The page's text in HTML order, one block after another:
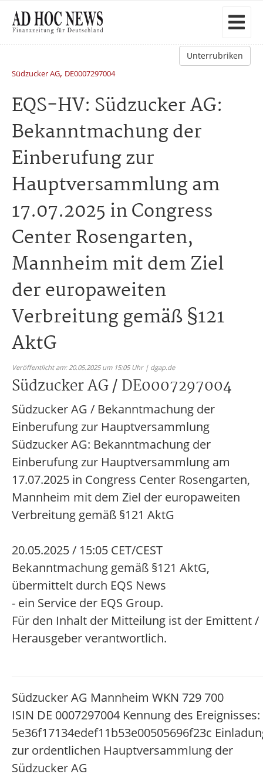
Unterrubriken
Südzucker AG, DE0007297004
EQS-HV: Südzucker AG:
Bekanntmachung der
Einberufung zur
Hauptversammlung am
17.07.2025 in Congress
Center Rosengarten,
Mannheim mit dem Ziel
der europaweiten
Verbreitung gemäß §121
AktG
Veröffentlicht am: 20.05.2025 um 15:05 Uhr | dgap.de
Südzucker AG / DE0007297004
Südzucker AG / Bekanntmachung der
Einberufung zur Hauptversammlung
Südzucker AG: Bekanntmachung der
Einberufung zur Hauptversammlung am
17.07.2025 in Congress Center Rosengarten,
Mannheim mit dem Ziel der europaweiten
Verbreitung gemäß §121 AktG
20.05.2025 / 15:05 CET/CEST
Bekanntmachung gemäß §121 AktG,
übermittelt durch EQS News
- ein Service der EQS Group.
Für den Inhalt der Mitteilung ist der Emittent /
Herausgeber verantwortlich.
Südzucker AG Mannheim WKN 729 700
ISIN DE 0007297004 Kennung des Ereignisses:
5e36f17134edef11b53e00505696f23c
zur ordentlichen Hauptversammlung der
Südzucker AG